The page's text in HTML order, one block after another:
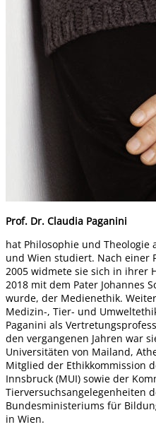
Prof. Dr. Claudia Paganini
hat Philosophie und
und Wien studiert. Nach einer
2005 widmete sie sich in ihrer
2018 mit dem Pater Johannes
wurde, der Medienethik.
Medizin-, Tier- und
Paganini als
den vergangenen Jahren war
Universitäten von Mailand,
Mitglied der Ethikkommission
Innsbruck (MUI) sowie der
Tierversuchsangelegenheiten
Bundesministeriums für
in Wien.